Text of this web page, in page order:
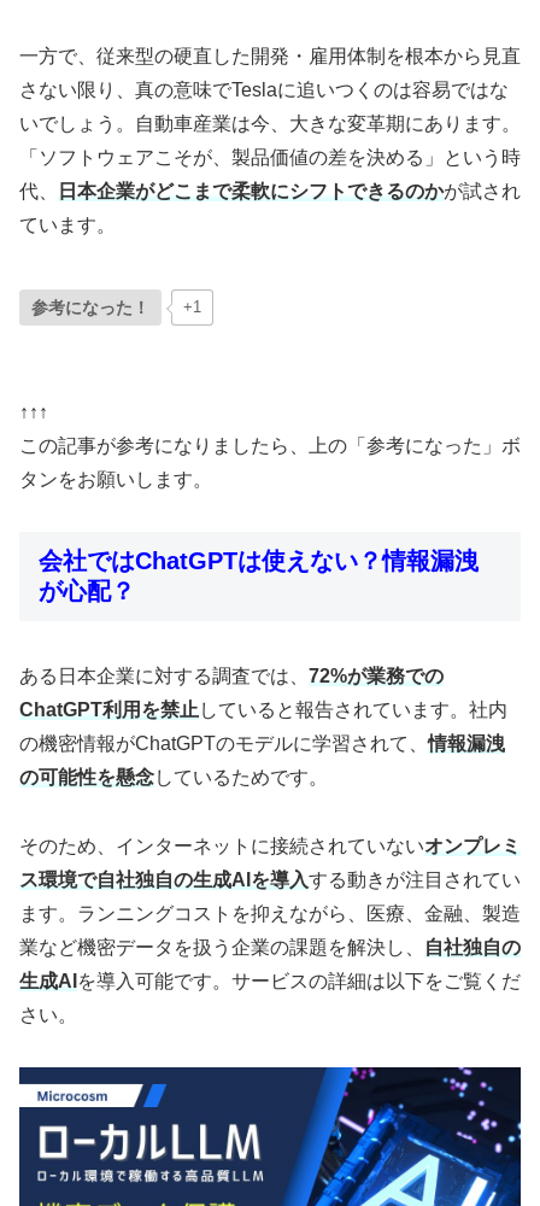
一方で、従来型の硬直した開発・雇用体制を根本から見直
さない限り、真の意味でTeslaに追いつくのは容易ではな
いでしょう。自動車産業は今、大きな変革期にあります。
「ソフトウェアこそが、製品価値の差を決める」という時
代、
日本企業がどこまで柔軟にシフトできるのかが試され
ています。
参考になった！ +1
↑↑↑
この記事が参考になりましたら、上の「参考になった」ボ
タンをお願いします。
会社ではChatGPTは使えない？情報漏洩
が心配？
ある日本企業に対する調査では、 72%が業務での
ChatGPT利用を禁止 していると報告されています。社内
の機密情報がChatGPTのモデルに学習されて、情報漏洩
の可能性を懸念しているためです。
そのため、インターネットに接続されていないオンプレミ
ス環境で自社独自の生成AIを導入する動きが注目されてい
ます。ランニングコストを抑えながら、医療、金融、製造
業など機密データを扱う企業の課題を解決し、
自社独自の
生成AI を導入可能です。サービスの詳細は以下をご覧くだ
さい。